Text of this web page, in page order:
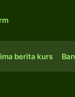
berita kurs